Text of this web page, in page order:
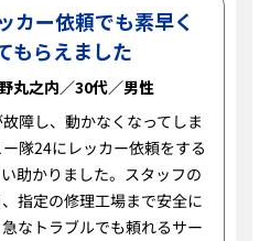
カー依頼でも素早く
もらえました
丸之内／30代／男性
障し、動かなくなってしま
隊24にレッカー依頼をする
助かりました。スタッフの
指定の修理工場まで安全に
なトラブルでも頼れるサー